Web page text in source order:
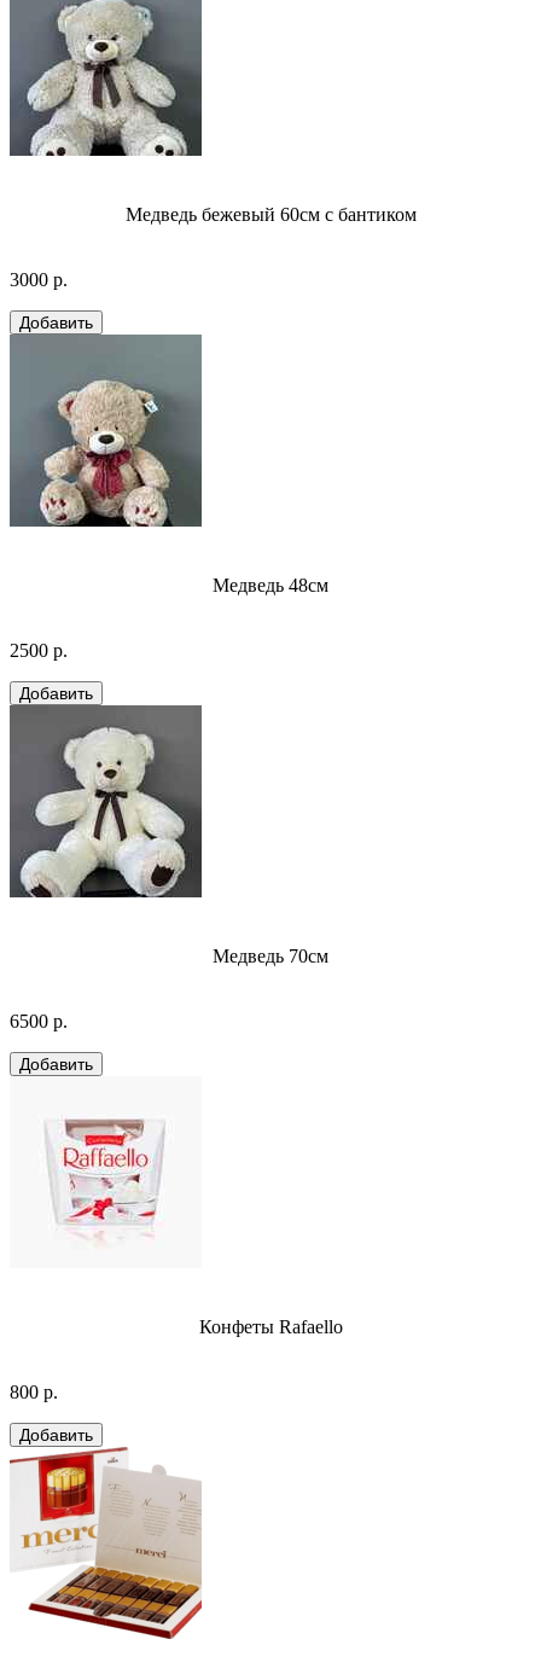
Медведь бежевый 60см с бантиком
3000 р.
Медведь 48см
2500 р.
Медведь 70см
6500 р.
Конфеты Rafaello
800 р.